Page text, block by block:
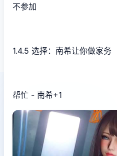
不参加
1.4.5 选择：南希让你做家务
帮忙 - 南希+1